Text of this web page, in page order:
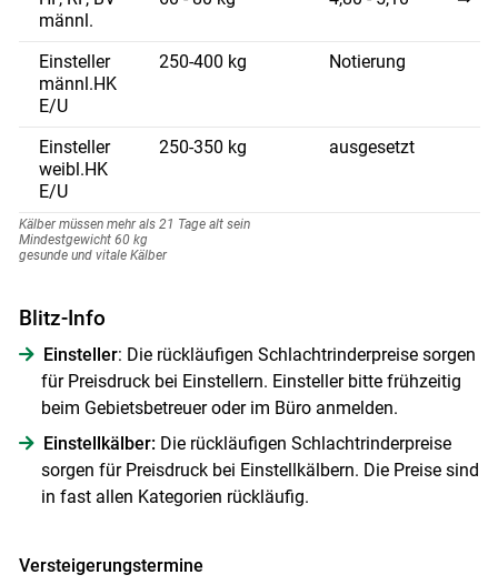
Skip to main content
männl.
Einsteller
männl.HK
E/U
250-400 kg Notierung
Einsteller
weibl.HK
E/U
250-350 kg ausgesetzt
Kälber müssen mehr als 21 Tage alt sein
Mindestgewicht 60 kg
gesunde und vitale Kälber
Blitz-Info
Einsteller: Die rückläufigen Schlachtrinderpreise sorgen
für Preisdruck bei Einstellern. Einsteller bitte frühzeitig
beim Gebietsbetreuer oder im Büro anmelden.
Einstellkälber:Die rückläufigen Schlachtrinderpreise
sorgen für Preisdruck bei Einstellkälbern. Die Preise sind
in fast allen Kategorien rückläufig.
Versteigerungstermine